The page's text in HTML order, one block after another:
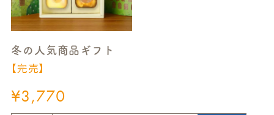
冬の人気商品ギフト
【完売】
¥3,770